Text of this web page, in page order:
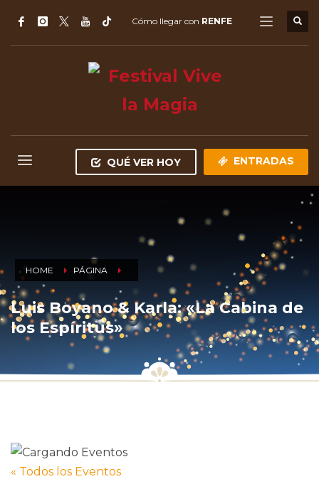
Cómo llegar con RENFE
QUÉ VER HOY ENTRADAS
HOME PÁGINA
Luis Boyano & Karla: «La Cabina de
los Espíritus»
« Todos los Eventos